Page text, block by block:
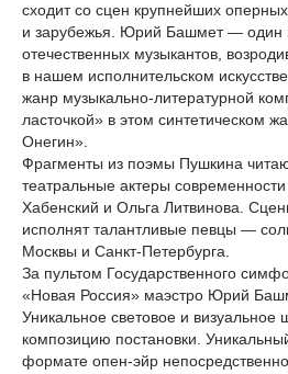
сходит со сцен крупнейших
и зарубежья. Юрий Башмет — один
отечественных музыкантов,
в нашем исполнительском
жанр музыкально-литературной
ласточкой» в этом синтетическом
Онегин».
Фрагменты из поэмы Пушкина
театральные актеры
Хабенский и Ольга Литвинова.
исполнят талантливые певцы —
Москвы и Санкт-Петербурга.
За пультом Государственного
«Новая Россия» маэстро Юрий
Уникальное световое и визуальное
композицию постановки.
формате опен-эйр